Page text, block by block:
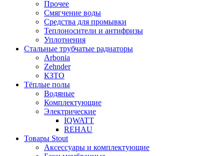
Прочее
Смягчение воды
Средства для промывки
Теплоносители и антифризы
Уплотнения
Стальные трубчатые радиаторы
Arbonia
Zehnder
КЗТО
Тёплые полы
Водяные
Комплектующие
Электрические
IQWATT
REHAU
Товары Stout
Аксессуары и комплектующие